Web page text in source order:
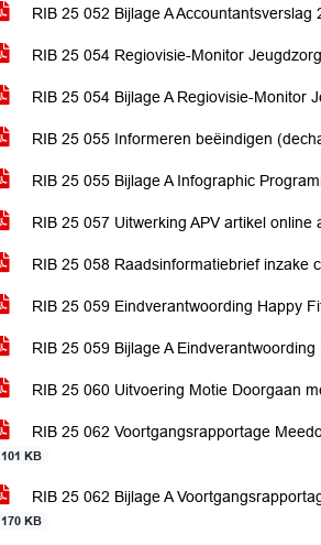
RIB 25 052 Bijlage A Accountantsverslag
RIB 25 054 Regiovisie-Monitor
RIB 25 054 Bijlage A Regiovisie-Monitor
RIB 25 055 Informeren beëindigen
RIB 25 055 Bijlage A Infographic
RIB 25 057 Uitwerking APV artikel
RIB 25 058 Raadsinformatiebrief inzake
RIB 25 059 Eindverantwoording Happy
RIB 25 059 Bijlage A
RIB 25 060 Uitvoering Motie Doorgaan
RIB 25 062 Voortgangsrapportage
101 KB
RIB 25 062 Bijlage A
170 KB